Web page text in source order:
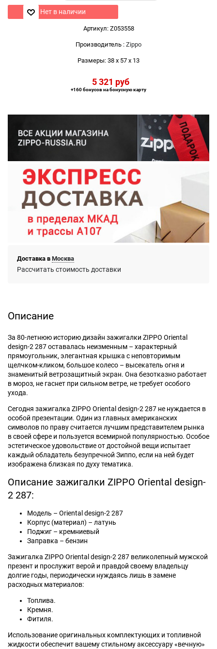
Нет в наличии
Артикул: Z053558
Производитель : Zippo
Размеры: 38 x 57 x 13
5 321 руб
+160 бонусов на бонусную карту
Доставка в Москва
Рассчитать стоимость доставки
Описание
За 80-летнюю историю дизайн зажигалки ZIPPO Oriental
design-2 287 оставалась неизменным – характерный
прямоугольник, элегантная крышка с неповторимым
щелчком-кликом, большое колесо – высекатель огня и
знаменитый ветрозащитный экран. Она безотказно работает
в мороз, не гаснет при сильном ветре, не требует особого
ухода.
Сегодня зажигалка ZIPPO Oriental design-2 287 не нуждается в
особой презентации. Один из главных американских
символов по праву считается лучшим представителем рынка
в своей сфере и пользуется всемирной популярностью. Особое
эстетическое удовольствие от достойной вещи испытает
каждый обладатель безупречной Зиппо, если на ней будет
изображена близкая по духу тематика.
Описание зажигалки ZIPPO Oriental design-
2 287:
Модель – Oriental design-2 287
Корпус (материал) – латунь
Поджиг – кремниевый
Заправка – бензин
Зажигалка ZIPPO Oriental design-2 287 великолепный мужской
презент и прослужит верой и правдой своему владельцу
долгие годы, периодически нуждаясь лишь в замене
расходных материалов:
Топлива.
Кремня.
Фитиля.
Использование оригинальных комплектующих и топливной
жидкости обеспечит вашему стильному аксессуару «вечную»